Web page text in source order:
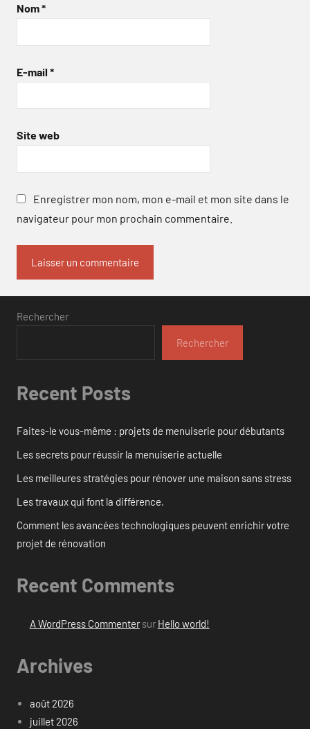
Nom*
E-mail *
Site web
Enregistrer mon nom, mon e-mail et mon site dans le
navigateur pour mon prochain commentaire.
Rechercher
Rechercher
Recent Posts
Faites-le vous-même : projets de menuiserie pour débutants
Les secrets pour réussir la menuiserie actuelle
Les meilleures stratégies pour rénover une maison sans stress
Les travaux qui font la différence.
Comment les avancées technologiques peuvent enrichir votre
projet de rénovation
Recent Comments
A WordPress Commentersur Hello world!
Archives
août 2026
juillet 2026